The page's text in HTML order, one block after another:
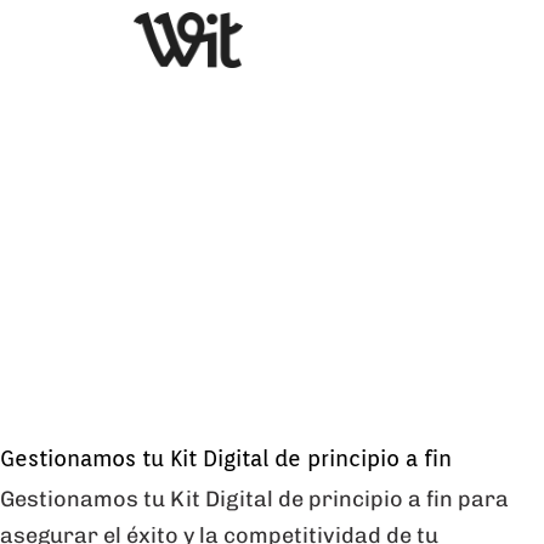
Gestionamos tu Kit Digital de principio a fin
Gestionamos tu Kit Digital de principio a fin para
asegurar el éxito y la competitividad de tu